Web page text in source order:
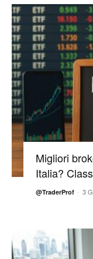
Migliori
Italia?
@TraderProf - 3